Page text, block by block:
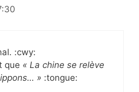
:cwy:
que « La chine se relève
» :tongue: